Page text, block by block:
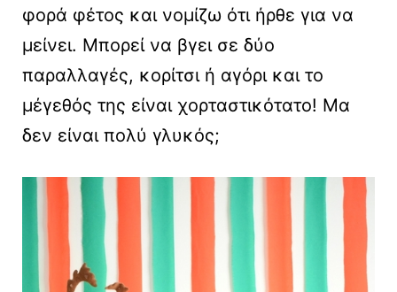
φορά φέτος και νομίζω ότι ήρθε για να
μείνει. Μπορεί να βγει σε δύο
παραλλαγές, κορίτσι ή αγόρι και το
μέγεθός της είναι χορταστικότατο! Μα
δεν είναι πολύ γλυκός;